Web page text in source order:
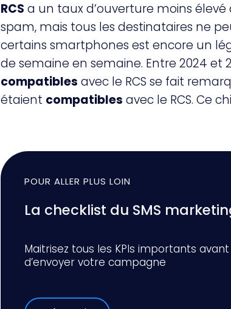
RCS a un taux d’ouverture moins élevé
spam, mais tous les destinataires ne
certains smartphones est encore un
de semaine en semaine. Entre 2024 et
compatibles avec le RCS se fait
étaient compatibles avec le RCS. Ce
POUR ALLER PLUS LOIN
La checklist du SMS
Maitrisez tous les KPIs importants avant
d’envoyer votre campagne